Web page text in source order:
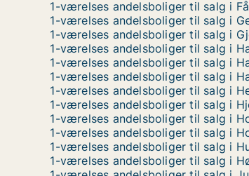
1-værelses andelsboliger til salg i
1-værelses andelsboliger til salg i
1-værelses andelsboliger til salg i
1-værelses andelsboliger til salg i
1-værelses andelsboliger til salg i
1-værelses andelsboliger til salg i
1-værelses andelsboliger til salg i
1-værelses andelsboliger til salg i
1-værelses andelsboliger til salg i
1-værelses andelsboliger til salg i
1-værelses andelsboliger til salg i
1-værelses andelsboliger til salg i